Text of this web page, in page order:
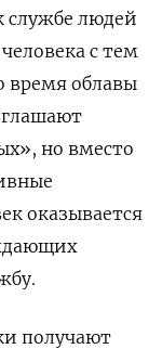
службе людей
с тем
время облавы
но вместо
оказывается
получают